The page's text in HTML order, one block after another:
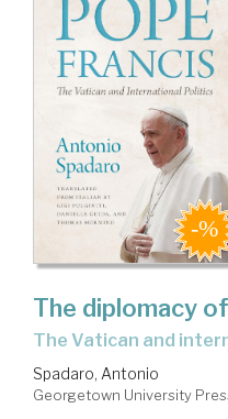
The diplomacy
The Vatican and
Spadaro, Antonio
Georgetown University